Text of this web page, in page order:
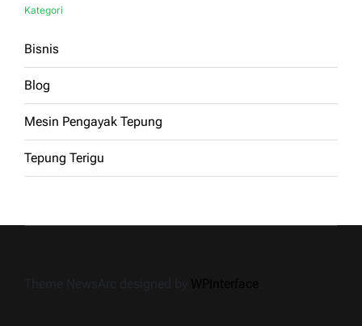
Kategori
Bisnis
Blog
Mesin Pengayak Tepung
Tepung Terigu